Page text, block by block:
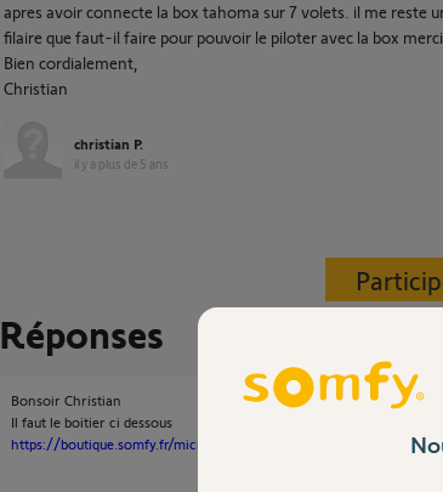
apres avoir connecte la box tahoma sur 7 volets. il me reste
filaire que faut-il faire pour pouvoir le piloter avec la box
Bien cordialement,
Christian
christian P.
il y a plus de 5 ans
Réponses
Bonsoir Christian
Il faut le boitier ci dessous
https://boutique.somfy.fr/micro-module-pour-volet-roulant...